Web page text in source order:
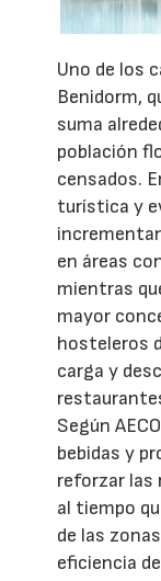
Uno de los
Benidorm,
suma
población
censados.
turística y
en áreas
mientras
mayor
hosteleros
carga y
Según
bebidas y
reforzar las
al tiempo
de las
eficiencia